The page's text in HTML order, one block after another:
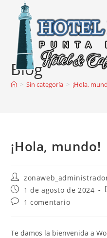
contenido
Blog
> Sin categoría > ¡Hola,
¡Hola, mundo!
Autor
de
la
entrada:
Publicación
de
la
1 de agosto de 2024
Comentarios
entrada:
1 comentario
Te damos la bienvenida a